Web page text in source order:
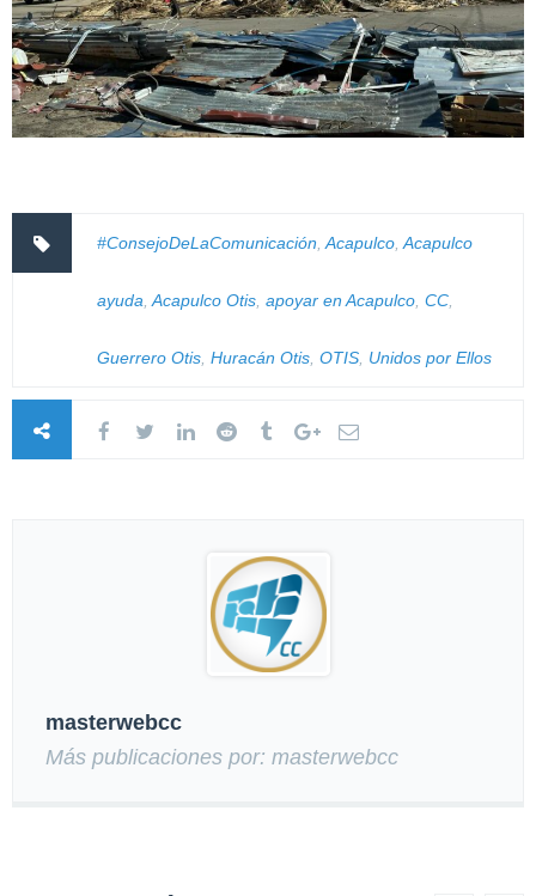
#ConsejoDeLaComunicación Acapulco Acapulco
ayuda Acapulco Otis apoyar en Acapulco CC
Guerrero Otis Huracán Otis OTIS Unidos por Ellos
masterwebcc
Más publicaciones por: masterwebcc